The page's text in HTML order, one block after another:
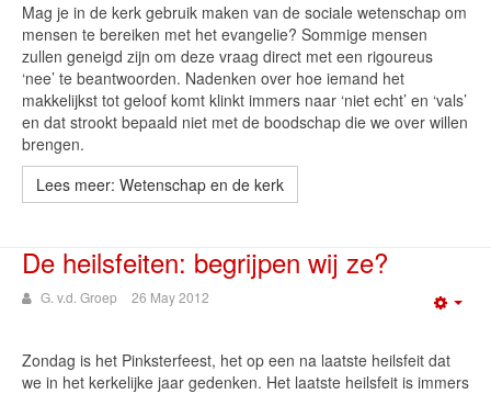
Mag je in de kerk gebruik maken van de sociale wetenschap om
mensen te bereiken met het evangelie? Sommige mensen
zullen geneigd zijn om deze vraag direct met een rigoureus
‘nee’ te beantwoorden. Nadenken over hoe iemand het
makkelijkst tot geloof komt klinkt immers naar ‘niet echt’ en ‘vals’
en dat strookt bepaald niet met de boodschap die we over willen
brengen.
Lees meer: Wetenschap en de kerk
De heilsfeiten: begrijpen wij ze?
G. v.d. Groep 26 May 2012
Zondag is het Pinksterfeest, het op een na laatste heilsfeit dat
we in het kerkelijke jaar gedenken. Het laatste heilsfeit is immers